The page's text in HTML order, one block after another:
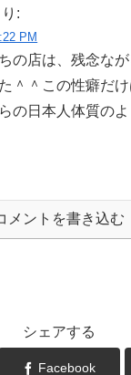
:
PM
の店は、残念な
＾＾この性癖だ
の日本人体質の
メントを書き込む
シェアする
Facebook